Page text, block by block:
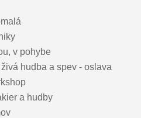
v pohybe
hudba a spev - oslava
a hudby